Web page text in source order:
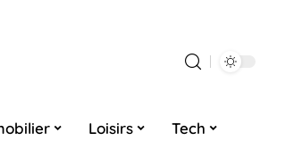
Loisirs Tech